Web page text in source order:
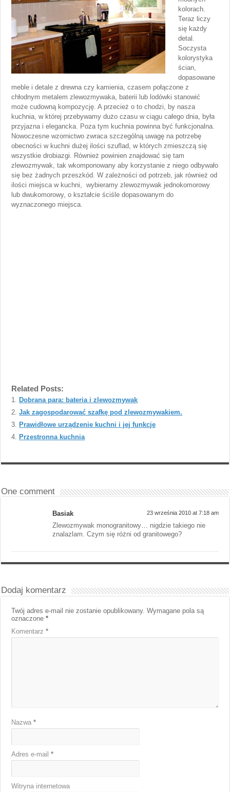
kolorach.
Teraz liczy
się każdy
detal.
Soczysta
kolorystyka
ścian,
dopasowane
meble i detale z drewna czy kamienia, czasem połączone z
chłodnym metalem zlewozmywaka, baterii lub lodówki stanowić
może cudowną kompozycję. A przecież o to chodzi, by nasza
kuchnia, w której przebywamy dużo czasu w ciągu całego dnia, była
przyjazna i elegancka. Poza tym kuchnia powinna być funkcjonalna.
Nowoczesne wzornictwo zwraca szczególną uwagę na potrzebę
obecności w kuchni dużej ilości szuflad, w których zmieszczą się
wszystkie drobiazgi. Również powinien znajdować się tam
zlewozmywak, tak wkomponowany aby korzystanie z niego odbywało
się bez żadnych przeszkód. W zależności od potrzeb, jak również od
ilości miejsca w kuchni, wybieramy zlewozmywak jednokomorowy
lub dwukomorowy, o kształcie ściśle dopasowanym do
wyznaczonego miejsca.
Related Posts:
Dobrana para: bateria i zlewozmywak
Jak zagospodarować szafkę pod zlewozmywakiem.
Prawidłowe urządzenie kuchni i jej funkcje
Przestronna kuchnia
One comment
Basiak 23 września 2010 at 7:18 am
Zlewozmywak monogranitowy… nigdzie takiego nie
znalazlam. Czym się różni od granitowego?
Dodaj komentarz
Twój adres e-mail nie zostanie opublikowany. Wymagane pola są
oznaczone*
Komentarz*
Nazwa*
Adres e-mail*
Witryna internetowa